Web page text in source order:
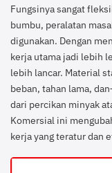
Fungsinya sangat
bumbu, peralatan
digunakan. Dengan
kerja utama jadi lebih
lebih lancar. Material
beban, tahan lama,
dari percikan minyak
Komersial ini
kerja yang teratur dan